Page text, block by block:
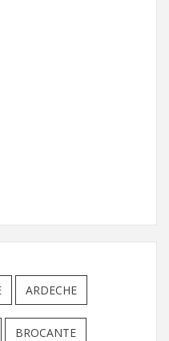
ARDECHE
BROCANTE